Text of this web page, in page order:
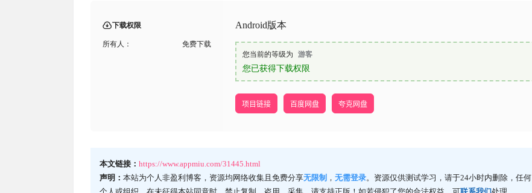
下载权限
所有人： 免费下载
Android版本
您当前的等级为 游客
您已获得下载权限
项目链接 百度网盘 夸克网盘
本文链接： https://www.appmiu.com/31445.html
声明： 本站为个人非盈利博客，资源均网络收集且免费分享无限制 ， 无需登录。资源仅供测试学习，请于24小时内删除，任何